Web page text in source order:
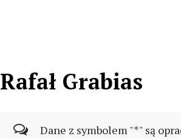
Rafał Grabias
Dane z symbolem "*" są